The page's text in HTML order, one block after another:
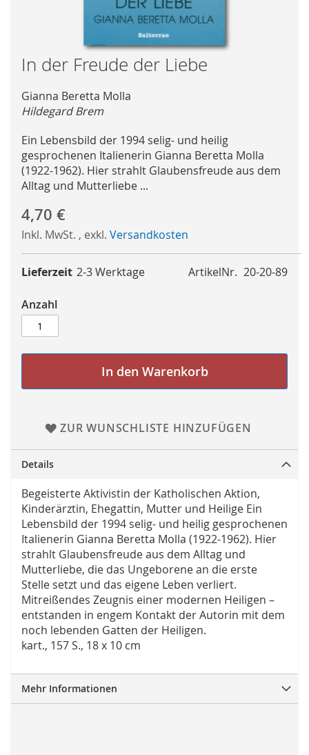
Skip
to
the
beginning
of
the
images
gallery
In der Freude der Liebe
Gianna Beretta Molla
Hildegard Brem
Ein Lebensbild der 1994 selig- und heilig
gesprochenen Italienerin Gianna Beretta Molla
(1922-1962). Hier strahlt Glaubensfreude aus dem
Alltag und Mutterliebe ...
4,70 €
Inkl. MwSt. , exkl. Versandkosten
ArtikelNr. 20-20-89
Lieferzeit 2-3 Werktage
Anzahl
In den Warenkorb
ZUR WUNSCHLISTE HINZUFÜGEN
Details
Begeisterte Aktivistin der Katholischen Aktion,
Kinderärztin, Ehegattin, Mutter und Heilige Ein
Lebensbild der 1994 selig- und heilig gesprochenen
Italienerin Gianna Beretta Molla (1922-1962). Hier
strahlt Glaubensfreude aus dem Alltag und
Mutterliebe, die das Ungeborene an die erste
Stelle setzt und das eigene Leben verliert.
Mitreißendes Zeugnis einer modernen Heiligen –
entstanden in engem Kontakt der Autorin mit dem
noch lebenden Gatten der Heiligen.
kart., 157 S., 18 x 10 cm
Mehr Informationen